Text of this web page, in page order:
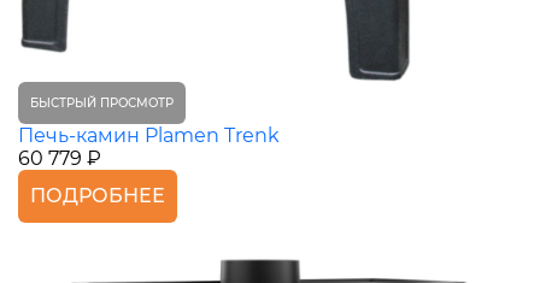
БЫСТРЫЙ ПРОСМОТР
Печь-камин Plamen Trenk
60 779 ₽
ПОДРОБНЕЕ